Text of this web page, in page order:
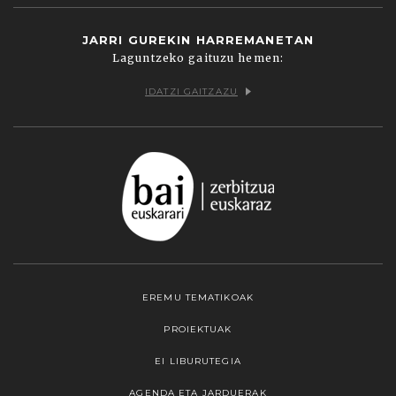
JARRI GUREKIN HARREMANETAN
Laguntzeko gaituzu hemen:
IDATZI GAITZAZU
EREMU TEMATIKOAK
PROIEKTUAK
EI LIBURUTEGIA
AGENDA ETA JARDUERAK